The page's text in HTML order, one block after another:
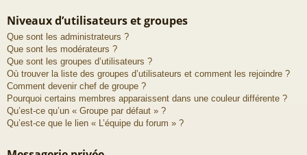
Niveaux d’utilisateurs et groupes
Que sont les administrateurs ?
Que sont les modérateurs ?
Que sont les groupes d’utilisateurs ?
Où trouver la liste des groupes d’utilisateurs et comment les rejoindre ?
Comment devenir chef de groupe ?
Pourquoi certains membres apparaissent dans une couleur différente ?
Qu’est-ce qu’un « Groupe par défaut » ?
Qu’est-ce que le lien « L’équipe du forum » ?